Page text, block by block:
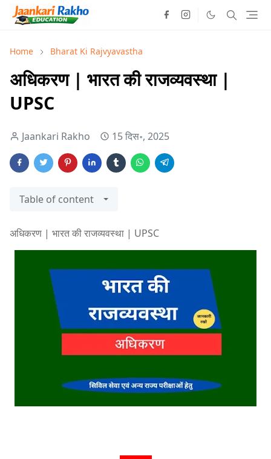
Home Bharat Ki Rajvyavastha
अधिकरण | भारत की राजव्यवस्था |
UPSC
Jaankari Rakho 15 दिस॰, 2025
Table of content
अधिकरण | भारत की राजव्यवस्था | UPSC